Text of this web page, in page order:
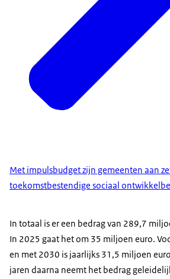
Met impulsbudget zijn gemeenten aan
toekomstbestendige sociaal
In totaal is er een bedrag van 289,7
In 2025 gaat het om 35 miljoen euro.
en met 2030 is jaarlijks 31,5 miljoen
jaren daarna neemt het bedrag